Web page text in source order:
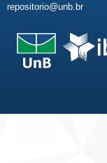
repositorio@unb.br